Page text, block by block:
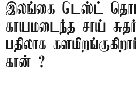
இலங்கை டெஸ்ட்
காயமடைந்த சாய்
பதிலாக
கான் ?